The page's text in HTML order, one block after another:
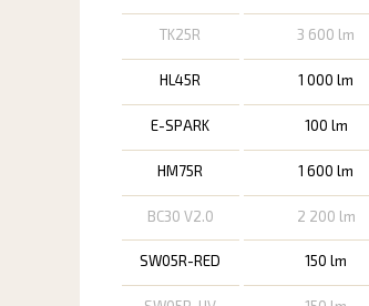
TK25R
3 600 lm
HL45R
1 000 lm
E-SPARK
100 lm
HM75R
1 600 lm
BC30 V2.0
2 200 lm
SW05R-RED 150 lm